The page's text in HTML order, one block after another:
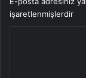
işaretlenmişlerdir